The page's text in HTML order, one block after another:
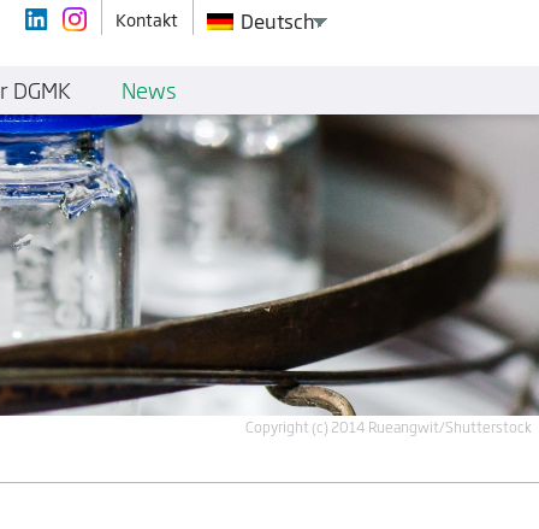
Copyright (c) 2014 Rueangwit/Shutterstock
Kontakt Deutsch
DGMK News